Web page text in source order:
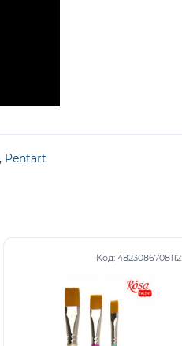
, Pentart
Код: 4823086708112